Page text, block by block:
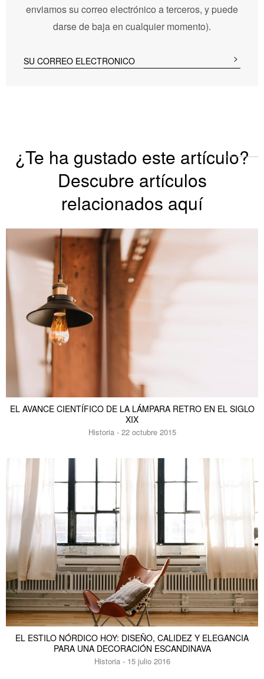
enviamos su correo electrónico a terceros, y puede
darse de baja en cualquier momento).
¿Te ha gustado este artículo?
Descubre artículos
relacionados aquí
EL AVANCE CIENTÍFICO DE LA LÁMPARA RETRO EN EL SIGLO
XIX
Historia - 22 octubre 2015
EL ESTILO NÓRDICO HOY: DISEÑO, CALIDEZ Y ELEGANCIA
PARA UNA DECORACIÓN ESCANDINAVA
Historia - 15 julio 2016